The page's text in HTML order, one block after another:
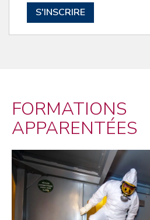
S'INSCRIRE
FORMATIONS
APPARENTÉES